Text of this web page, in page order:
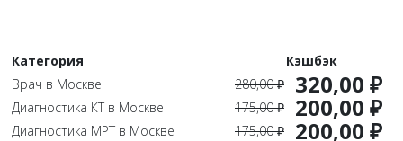
Категория
Кэшбэк
Врач в Москве
280,00 ₽ 320,00 ₽
Диагностика КТ в Москве 175,00 ₽ 200,00 ₽
Диагностика МРТ в Москве 175,00 ₽ 200,00 ₽